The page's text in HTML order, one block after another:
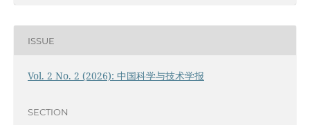
ISSUE
Vol. 2 No. 2 (2026): 中国科学与技术学报
SECTION